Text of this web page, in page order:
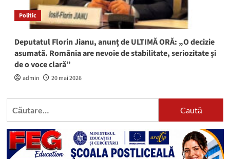
Politic
Deputatul Florin Jianu, anunț de ULTIMĂ ORĂ: „O decizie
asumată. România are nevoie de stabilitate, seriozitate și
de o voce clară”
admin 20 mai 2026
Caută